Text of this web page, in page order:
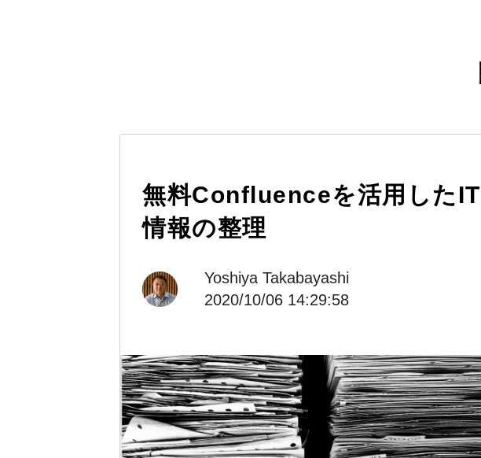
無料Confluenceを活用したIT
情報の整理
Yoshiya Takabayashi
2020/10/06 14:29:58